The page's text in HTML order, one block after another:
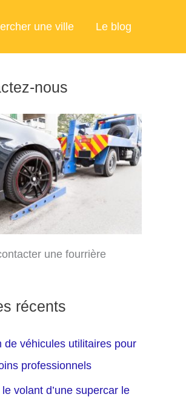
une ville Le blog
nous
une fourrière
récents
de véhicules utilitaires pour
professionnels
volant d’une supercar le